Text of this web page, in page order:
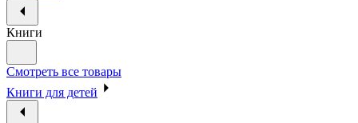
Книги
Смотреть все товары
Книги для детей